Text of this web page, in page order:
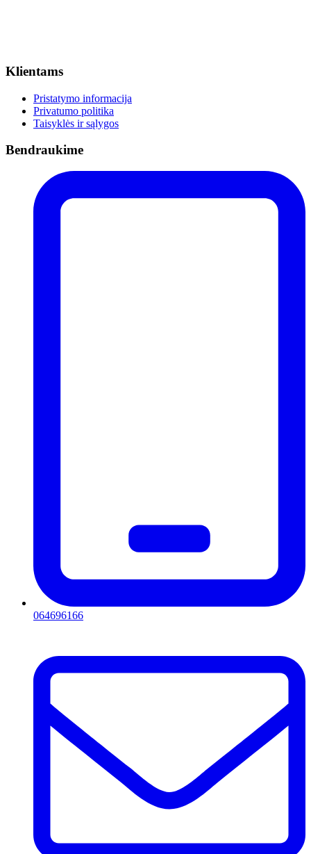
Klientams
Pristatymo informacija
Privatumo politika
Taisyklės ir sąlygos
Bendraukime
064696166